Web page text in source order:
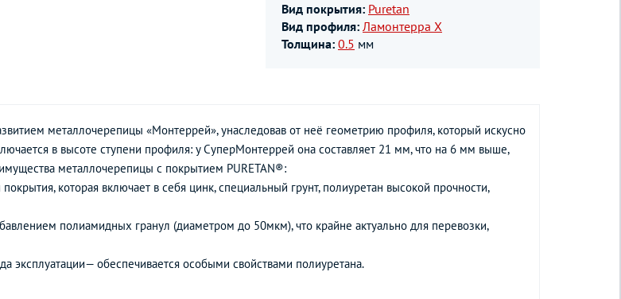
Вид покрытия: Puretan
Вид профиля: Ламонтерра Х
Толщина: 0.5 мм
металлочерепицы «Монтеррей», унаследовав от неё геометрию профиля, который искусно
в высоте ступени профиля: у СуперМонтеррей она составляет 21 мм, что на 6 мм выше,
металлочерепицы с покрытием PURETAN®:
которая включает в себя цинк, специальный грунт, полиуретан высокой прочности,
полиамидных гранул (диаметром до 50мкм), что крайне актуально для перевозки,
эксплуатации— обеспечивается особыми свойствами полиуретана.